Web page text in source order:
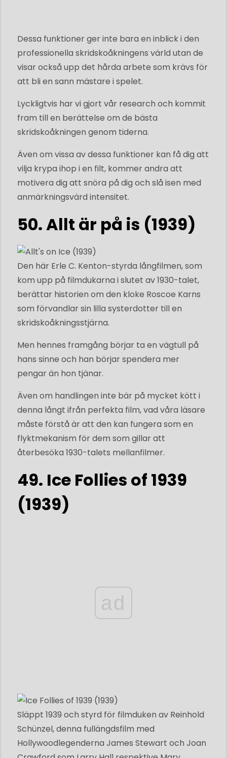
Dessa funktioner ger inte bara en inblick i den
professionella skridskoåkningens värld utan de
visar också upp det hårda arbete som krävs för
att bli en sann mästare i spelet.
Lyckligtvis har vi gjort vår research och kommit
fram till en berättelse om de bästa
skridskoåkningen genom tiderna.
Även om vissa av dessa funktioner kan få dig att
vilja krypa ihop i en filt, kommer andra att
motivera dig att snöra på dig och slå isen med
anmärkningsvärd intensitet.
50. Allt är på is (1939)
Den här Erle C. Kenton-styrda långfilmen, som
kom upp på filmdukarna i slutet av 1930-talet,
berättar historien om den kloke Roscoe Karns
som förvandlar sin lilla systerdotter till en
skridskoåkningsstjärna.
Men hennes framgång börjar ta en vägtull på
hans sinne och han börjar spendera mer
pengar än hon tjänar.
Även om handlingen inte bär på mycket kött i
denna långt ifrån perfekta film, vad våra läsare
måste förstå är att den kan fungera som en
flyktmekanism för dem som gillar att
återbesöka 1930-talets mellanfilmer.
49. Ice Follies of 1939
(1939)
ad
Släppt 1939 och styrd för filmduken av Reinhold
Schünzel, denna fullängdsfilm med
Hollywoodlegenderna James Stewart och Joan